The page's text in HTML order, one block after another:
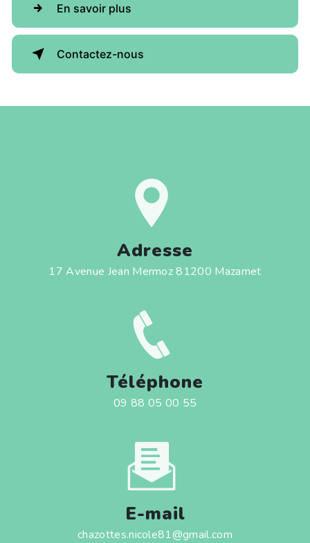
En savoir plus
Contactez-nous
Adresse
17 Avenue Jean Mermoz 81200 Mazamet
Téléphone
09 88 05 00 55
E-mail
chazottes.nicole81@gmail.com